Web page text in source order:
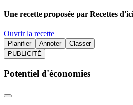
Une recette proposée par Recettes d'ici
Ouvrir la recette
Planifier Annoter
Classer
PUBLICITÉ
Potentiel d'économies